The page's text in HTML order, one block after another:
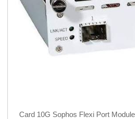
Card 10G Sophos Flexi Port